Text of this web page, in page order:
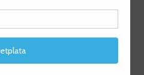
ISTOČNO
Gutić i
134 učesnika